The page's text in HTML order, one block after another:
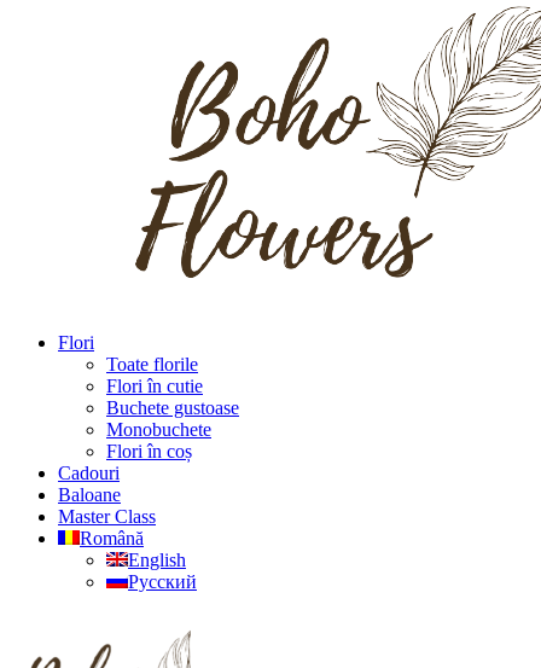
Flori
Toate florile
Flori în cutie
Buchete gustoase
Monobuchete
Flori în coș
Cadouri
Baloane
Master Class
Română
English
Русский